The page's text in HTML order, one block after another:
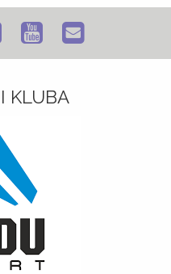
KLUBA